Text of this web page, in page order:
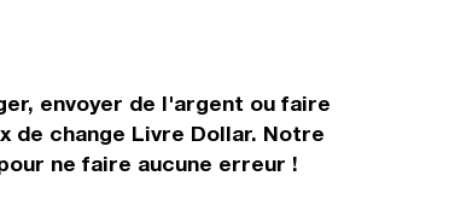
envoyer de l'argent ou faire
change Livre Dollar. Notre
ne faire aucune erreur !